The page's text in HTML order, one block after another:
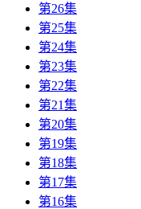
第26集
第25集
第24集
第23集
第22集
第21集
第20集
第19集
第18集
第17集
第16集